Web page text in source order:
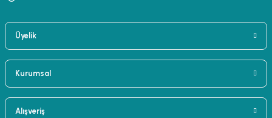
Üyelik
Kurumsal
Alışveriş